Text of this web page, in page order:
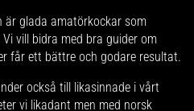
är glada amatörkockar som
vill bidra med bra guider om
får ett bättre och godare resultat.
också till likasinnade i vårt
vi likadant men med norsk